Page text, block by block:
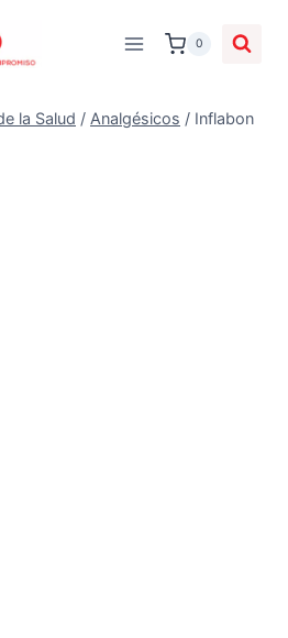
0
la Salud / Analgésicos / Inflabon